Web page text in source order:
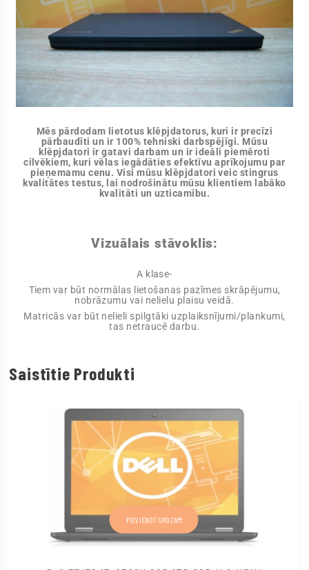
Mēs pārdodam lietotus klēpjdatorus, kuri ir precīzi
pārbaudīti un ir 100% tehniski darbspējīgi. Mūsu
klēpjdatori ir gatavi darbam un ir ideāli piemēroti
cilvēkiem, kuri vēlas iegādāties efektīvu aprīkojumu par
pieņemamu cenu. Visi mūsu klēpjdatori veic stingrus
kvalitātes testus, lai nodrošinātu mūsu klientiem labāko
kvalitāti un uzticamību.
Vizuālais stāvoklis:
A klase-
Tiem var būt normālas lietošanas pazīmes skrāpējumu,
nobrāzumu vai nelielu plaisu veidā.
Matricās var būt nelieli spilgtāki uzplaiksnījumi/plankumi,
tas netraucē darbu.
Saistītie Produkti
PIEVIENOT GROZAM